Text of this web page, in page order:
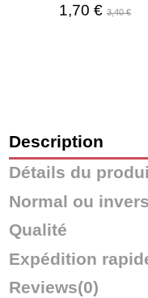
1,70 € 3,40 €
Description
Détails du
Normal ou
Qualité
Expédition
Reviews(0)